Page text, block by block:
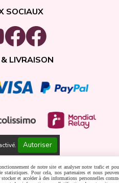
SOCIAUX
LIVRAISON
Autoriser
de notre site et analyser notre trafic et
Pour cela, nos partenaires et nous
et accéder à des informations personnelles